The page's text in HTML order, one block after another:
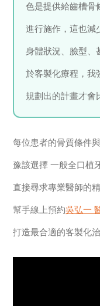
色是提供給齒槽骨
進行施作，這也減
身體狀況、臉型、
於客製化療程，我
規劃出的計畫才會
每位患者的骨質條件
豫該選擇 一般全口植
直接尋求專業醫師的
幫手線上預約吳弘一
打造最合適的客製化治